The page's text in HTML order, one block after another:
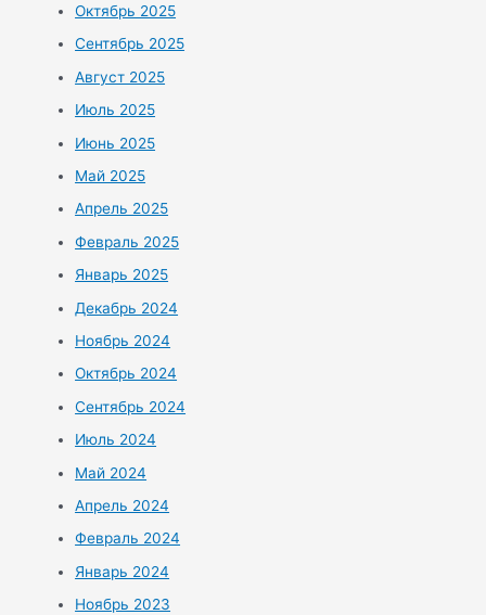
Октябрь 2025
Сентябрь 2025
Август 2025
Июль 2025
Июнь 2025
Май 2025
Апрель 2025
Февраль 2025
Январь 2025
Декабрь 2024
Ноябрь 2024
Октябрь 2024
Сентябрь 2024
Июль 2024
Май 2024
Апрель 2024
Февраль 2024
Январь 2024
Ноябрь 2023